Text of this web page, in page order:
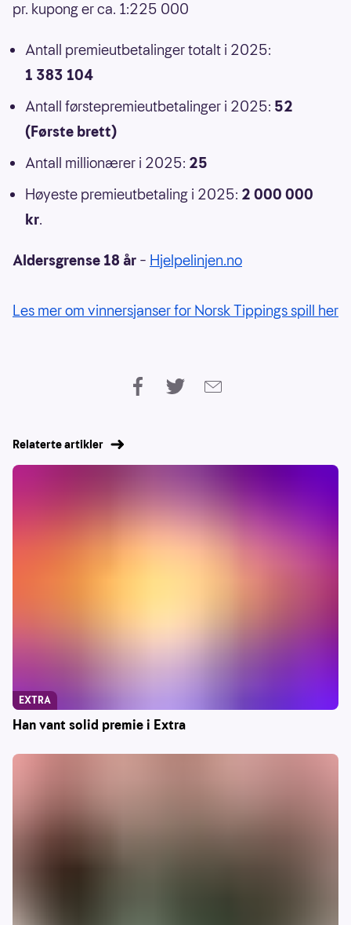
pr. kupong er ca. 1:225 000
Antall premieutbetalinger totalt i 2025:
1 383 104
Antall førstepremieutbetalinger i 2025: 52
(Første brett)
Antall millionærer i 2025: 25
Høyeste premieutbetaling i 2025: 2 000 000
kr.
Aldersgrense 18 år – Hjelpelinjen.no
Les mer om vinnersjanser for Norsk Tippings spill her
Relaterte artikler
Han vant solid premie i Extra
EXTRA